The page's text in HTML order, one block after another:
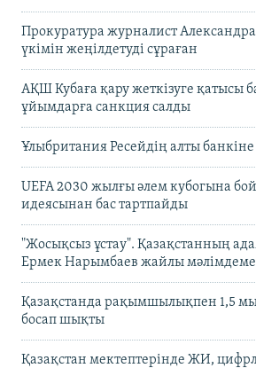
Прокуратура журналист
үкімін жеңілдетуді сұраған
АҚШ Кубаға қару жеткізуге қатысы
ұйымдарға санкция салды
Ұлыбритания Ресейдің алты
UEFA 2030 жылғы әлем кубогына
идеясынан бас тартпайды
"Жосықсыз ұстау". Қазақстанның
Ермек Нарымбаев жайлы
Қазақстанда рақымшылықпен 1,5
босап шықты
Қазақстан мектептерінде ЖИ,